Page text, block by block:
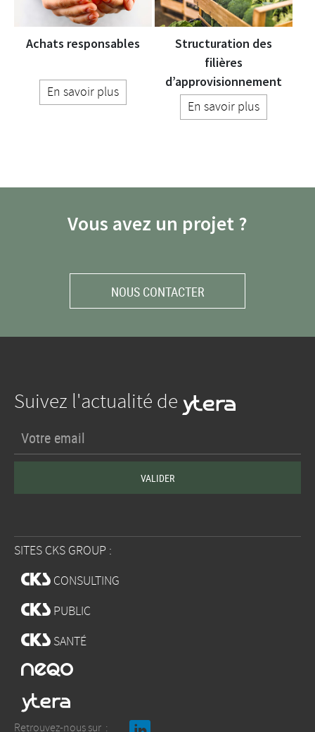
Achats responsables
En savoir plus
Structuration des
filières
d’approvisionnement
En savoir plus
Vous avez un projet ?
NOUS CONTACTER
Suivez l'actualité de
SITES CKS GROUP :
w CONSULTING
w PUBLIC
w SANTÉ
x
Retrouvez-nous sur :